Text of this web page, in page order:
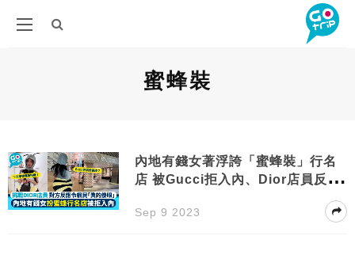
蜜蜂裝
內地有錢女著浮誇「蜜蜂裝」行名
店 被Gucci拒入內、Dior店員反應
Sep 9 2023